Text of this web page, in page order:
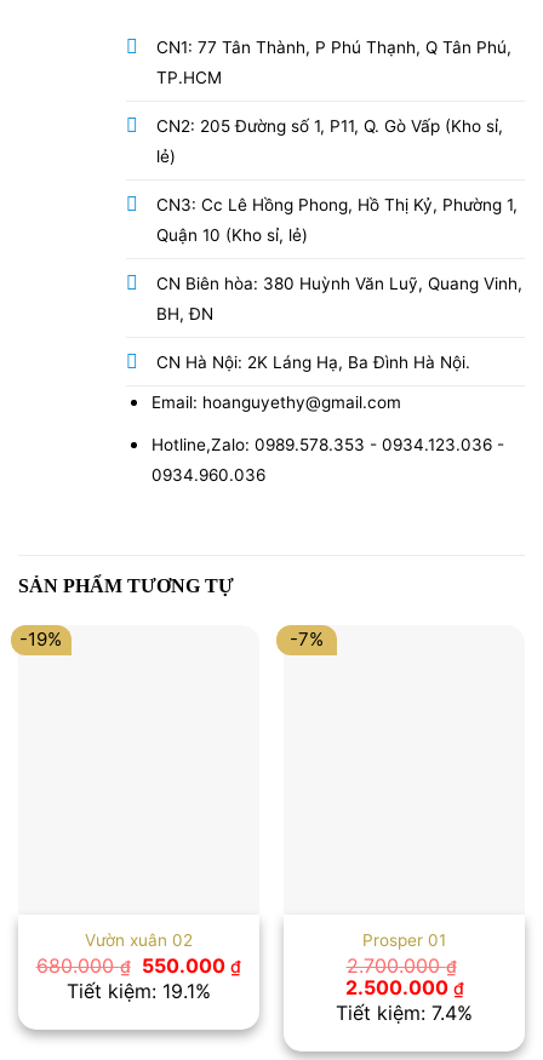
CN1: 77 Tân Thành, P Phú Thạnh, Q Tân Phú,
TP.HCM
CN2: 205 Đường số 1, P11, Q. Gò Vấp (Kho sỉ,
lẻ)
CN3: Cc Lê Hồng Phong, Hồ Thị Kỷ, Phường 1,
Quận 10 (Kho sỉ, lẻ)
CN Biên hòa: 380 Huỳnh Văn Luỹ, Quang Vinh,
BH, ĐN
CN Hà Nội: 2K Láng Hạ, Ba Đình Hà Nội.
Email: hoanguyethy@gmail.com
Hotline,Zalo: 0989.578.353 - 0934.123.036 -
0934.960.036
SẢN PHẨM TƯƠNG TỰ
-19%
Vườn xuân 02
680.000₫
Giá
gốc
là:
550.000₫Giá
là:
550.000 ₫.
Tiết kiệm: 19.1%
-7%
Prosper 01
2.700.000₫
Giá
gốc
là:
2.500.000 ₫Giá
hiện
tại
Tiết kiệm: 7.4%